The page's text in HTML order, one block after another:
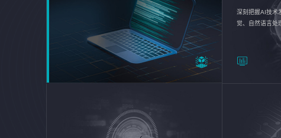
深刻把握AI技术
觉、自然语言处
续优化企业数